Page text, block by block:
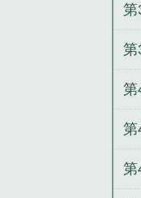
第
第
第
第
保
第